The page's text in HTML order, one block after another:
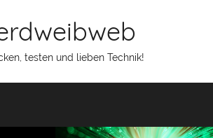
testen und lieben Technik!